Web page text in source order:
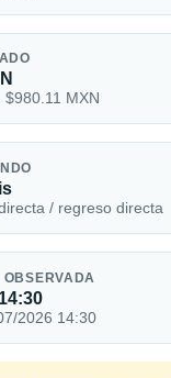
MXN
/ regreso directa
OBSERVADA
2026 14:30